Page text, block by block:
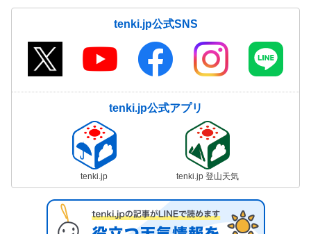
tenki.jp公式SNS
tenki.jp公式アプリ
tenki.jp tenki.jp 登山天気